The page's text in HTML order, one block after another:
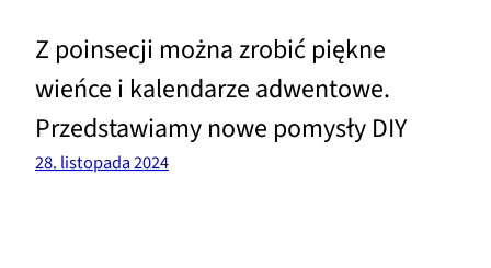
Z poinsecji można zrobić piękne
wieńce i kalendarze adwentowe.
Przedstawiamy nowe pomysły DIY
28. listopada 2024